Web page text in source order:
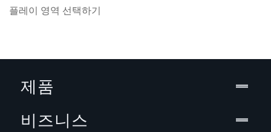
플레이 영역 선택하기
제품
비즈니스